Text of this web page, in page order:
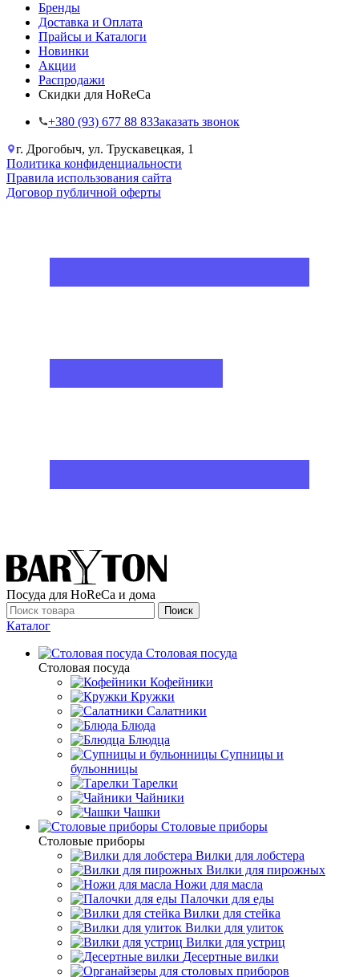
Бренды
Доставка и Оплата
Прайсы и Каталоги
Новинки
Акции
Распродажи
Скидки для HoReCa
+38‎0 (93) 677 88 83Заказать звонок
г. Дрогобыч, ул. Трускавецкая, 1
Политика конфиденциальности
Правила использования сайта
Договор публичной оферты
Посуда для HoReCa и дома
Поиск
Каталог
Столовая посуда
Столовая посуда
Кофейники
Кружки
Салатники
Блюда
Блюдца
Супницы и
бульонницы
Тарелки
Чайники
Чашки
Cтоловые приборы
Cтоловые приборы
Вилки для лобстера
Вилки для пирожных
Ножи для масла
Палочки для еды
Вилки для стейка
Вилки для улиток
Вилки для устриц
Десертные вилки